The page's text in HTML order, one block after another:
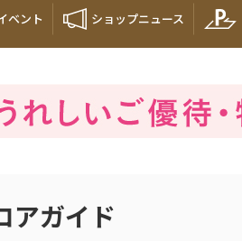
ベント ショップニュース
アガイド